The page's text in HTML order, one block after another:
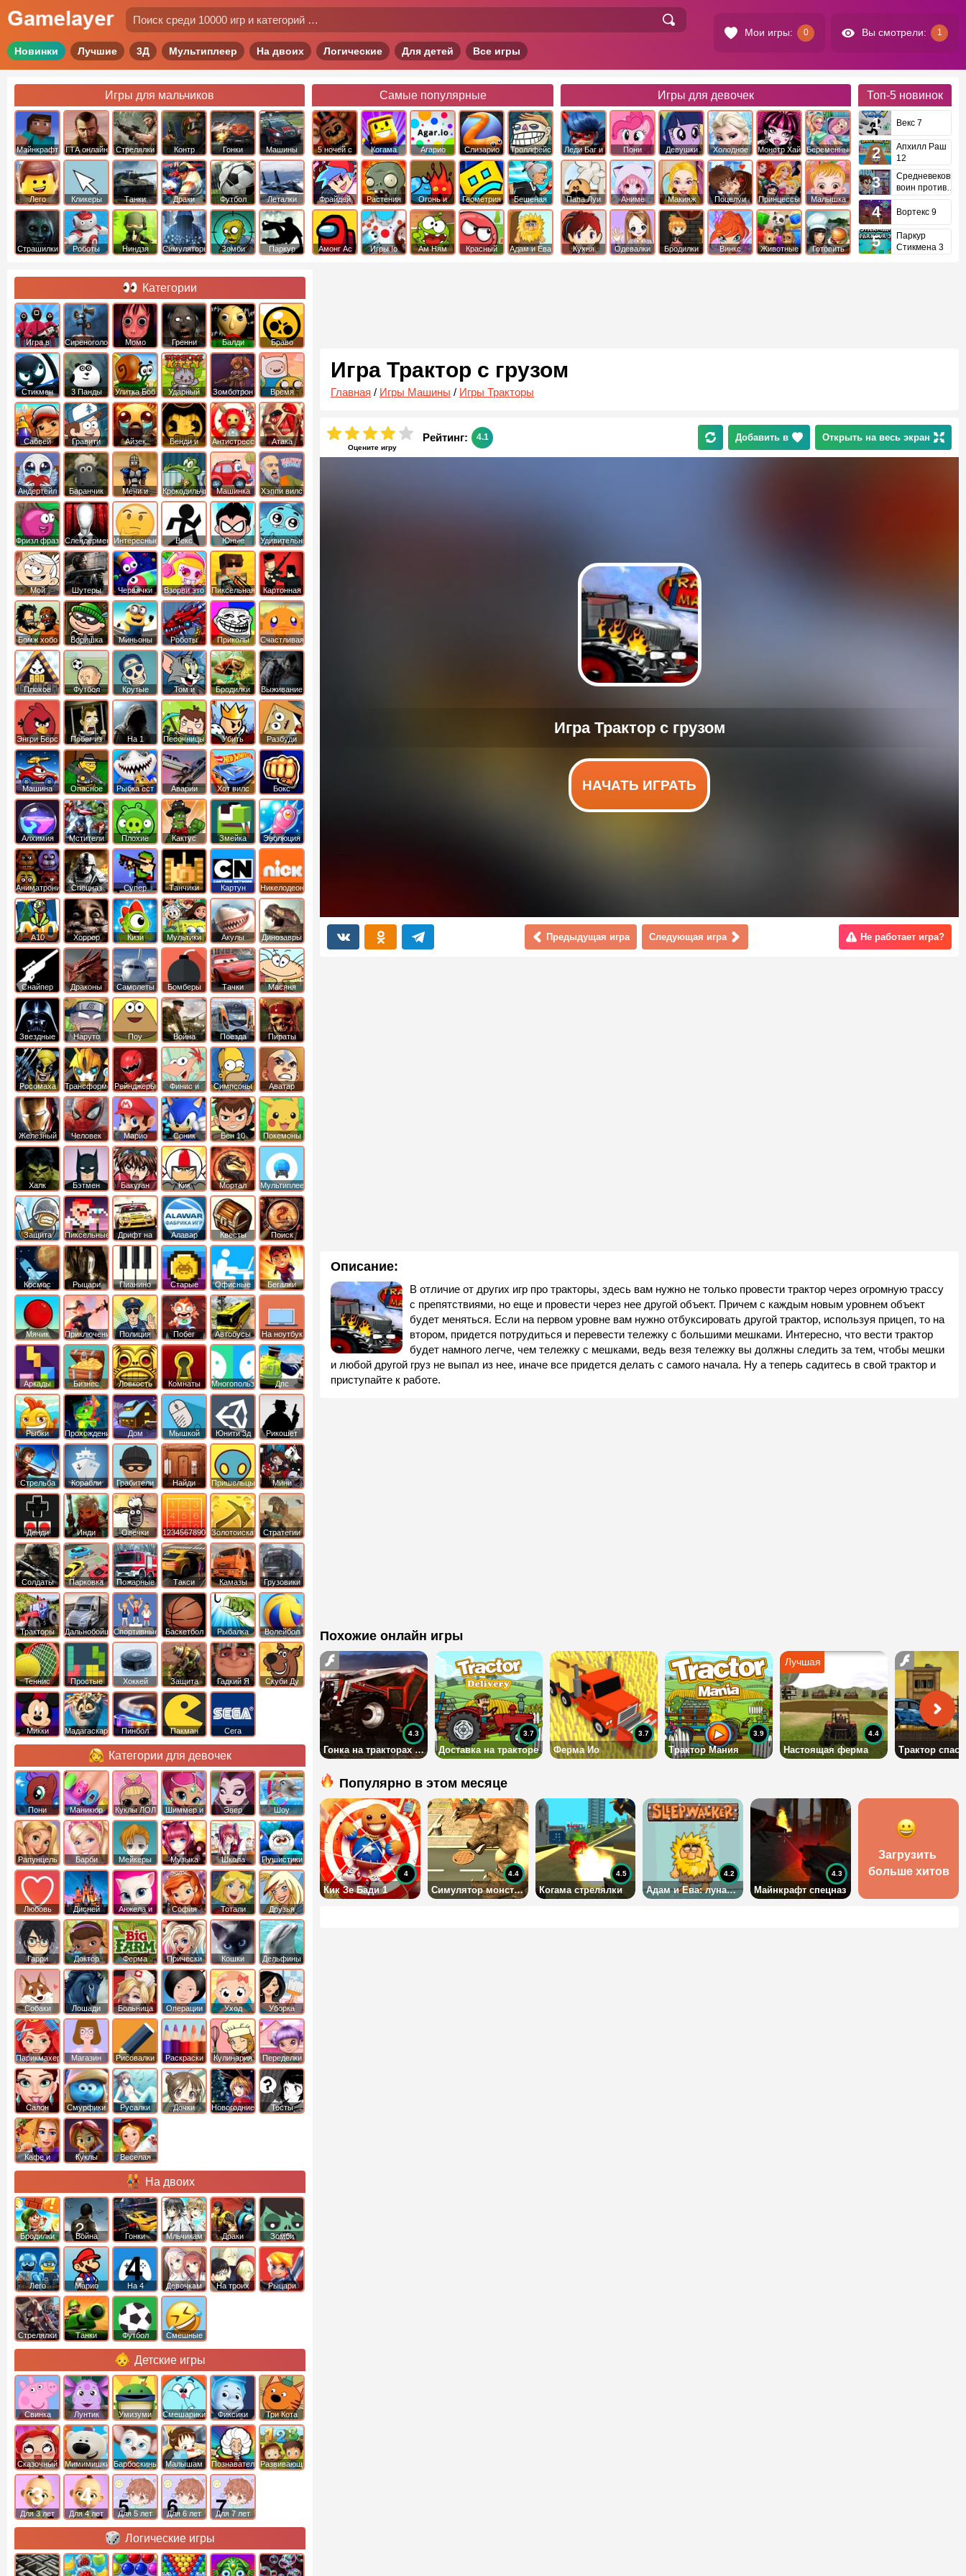
Мои игры: 0 Вы смотрели: 1
Новинки Лучшие 3Д Мультиплеер На двоих Логические Для детей Все игры
Игры для мальчиков
Майнкрафт ГТА онлайн Стрелялки
Контр
Страйк
Гонки Машины
Лего Кликеры Танки Драки Футбол Леталки
Страшилки Роботы Ниндзя Симуляторы Зомби Паркур
Самые популярные
5 ночей с
фредди
Когама Агарио Слизарио
Троллфейс
квест
Фрайдей
Найт
Фанкин
Растения
против
Зомби
Огонь и
Вода
Геометрия
Даш
Бешеная
бабка
сбежала из
психушки
Амонг Ас Игры Io Ам Ням
Красный
Адам и Ева
Игры для девочек
Леди Баг и
Супер Кот
Пони
Дружба это
Девушки
Эквестрии
Холодное
Сердце
Монстр Хай Беременные
Папа Луи Аниме Макияж Поцелуи
Принцессы
Диснея
Малышка
Хейзел
Кухня
Одевалки Бродилки Винкс Животные
Готовить
Топ-5 новинок
Векс 7
Апхилл Раш
12
Средневековый
воин против
Вортекс 9
Паркур
Стикмена 3
Игра Трактор с грузом
Главная / Игры Машины / Игры Тракторы
Оцените игру
Рейтинг: 4.1 Добавить в Открыть на весь экран
НАЧАТЬ ИГРАТЬ
Предыдущая игра Следующая игра Не работает игра?
Описание:
В отличие от других игр про тракторы, здесь вам нужно не только провести трактор через огромную трассу
с препятствиями, но еще и провести через нее другой объект. Причем с каждым новым уровнем объект
будет меняться. Если на первом уровне вам нужно отбуксировать другой трактор, используя прицеп, то на
втором, придется потрудиться и перевести тележку с большими мешками. Интересно, что вести трактор
будет намного легче, чем тележку с мешками, ведь везя тележку вы должны следить за тем, чтобы мешки
и любой другой груз не выпал из нее, иначе все придется делать с самого начала. Ну а теперь садитесь в свой трактор и
приступайте к работе.
Похожие онлайн игры
Гонка на тракторах с прицепом
4.3
Доставка на тракторе
3.7
Ферма Ио
3.7
Трактор Мания
3.9
Настоящая ферма
4.4
Популярно в этом месяце
Кик Зе Бади 1
4
Симулятор монстра
4.4
Когама стрелялки
4.5
Адам и Ева: лунатик
4.2
Майнкрафт спецназ
4.3
Загрузить
больше хитов
Категории
Игра в
Кальмара
Сиреноголовый Момо Гренни Балди
Браво
Старс
Стикмен 3 Панды Улитка Боб
Ударный
отряд котят
Зомботрон
Время
Приключений
Сабвей
Серф
Гравити
Фолз
Айзек
Бенди и
Чернильная
машина
Антистресс
Атака
Титанов
Андертейл
Баранчик
Шон
Мечи и
Сандали
Крокодильчик
Свомпи
Машинка
Вилли
Хэппи вилс
Фризл фраз Слендермен Интересные Векс
Юные
титаны
вперед
Удивительный
мир
Гамбола
Мой
шумный
дом
Шутеры Червячки Взорви это
Пиксельная
война
Картонная
башка
Бомж хобо
Воришка
боб
Миньоны
Роботы
динозавры
Приколы
Счастливая
обезьянка
Плохое
мороженое
Футбол
головами
Крутые
Том и
джерри
Бродилки
Приключения
Выживание
Энгри Берс
Побег из
тюрьмы
На 1 Песочницы
Убить
короля
Разбуди
коробку
Машина
ест
машину
Опасное
оружие
Рыбка ест
рыбку
Аварии
машин
Хот вилс Бокс
Алхимия Мстители
Плохие
свинки
Кактус
маккой
Змейка Эволюция
Аниматроники Спецназ
Супер
бойцы
Танчики
Картун
нетворк
Никелодеон
А10 Хоррор Кизи Мультики Акулы Динозавры
Снайпер Драконы Самолеты Бомберы Тачки Масяня
Звездные
войны
Наруто Поу Война Поезда
Пираты
Карибского
Моря
Росомаха ТрансформерыРейнджеры
Самураи
Финис и
Ферб
Симпсоны
Аватар
легенда об
Аанге
Железный
человек
Человек
Паук
Марио Соник Бен 10 Покемоны
Халк Бэтмен Бакуган
Кик
Бутовский
Мортал
комбат
Мультиплеер
Защита
королевства
Пиксельные
Дрифт на
машинах
Алавар Квесты
Поиск
предметов
Космос Рыцари Пианино Старые Офисные Бегалки
Мячик Приключения Полиция Побег Автобусы На ноутбук
Аркады
Бизнес
симуляторы
Ловкость Комнаты Многопользовательские
Дпс
Рыбки Прохождение Дом Мышкой Юнити 3д Рикошет
Cтрельба
из лука
Корабли Грабители
Найди
выход
Пришельцы Мини
Денди Инди
Овечки
идут домой
1234567890 ЗолотоискательСтратегии
Солдаты
Парковка
машин
Пожарные
машины
Такси Камазы Грузовики
Тракторы ДальнобойщикиСпортивные Баскетбол Рыбалка Волейбол
Теннис Простые Хоккей
Защита
башни
Гадкий Я Скуби Ду
Микки
Мадагаскар Пинбол Пакман Сега
Категории для девочек
Пони
креатор
Маникюр Куклы ЛОЛ
Шиммер и
Шайн
Эвер
Афтер Хай
Шоу
дельфинов
Рапунцель Барби Мейкеры Музыка Школа Пушистики
Любовь Дисней
Анжела и
том
София
Прекрасная
Тотали
Спайс
Друзья
ангелов
Гарри
Поттер
Доктор
Плюшева
Ферма Прически Кошки Дельфины
Собаки Лошади Больница Операции Уход Уборка
Парикмахер Магазин Рисовалки Раскраски Кулинария Переделки
Салон Смурфики Русалки Дочки Новогодние Тесты
Кафе и
Куклы
Веселая
На двоих
Бродилки Война Гонки Мльчикам Драки Зомби
Лего Марио На 4 Девочкам На троих Рыцари
Стрелялки Танки Футбол Смешные
Детские игры
Свинка
Пеппа
Лунтик Умизуми Смешарики Фиксики Три Кота
Сказочный
патруль
Мимимишки Барбоскины Малышам ПознавательныеРазвивающие
Для 3 лет Для 4 лет Для 5 лет Для 6 лет Для 7 лет
Логические игры